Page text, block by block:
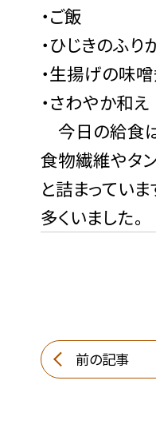
・ご飯
・ひじきのふり
・生揚げの味
・さわやか和え
今日の給食
食物繊維やタ
と詰まってい
多くいました。
前の記事